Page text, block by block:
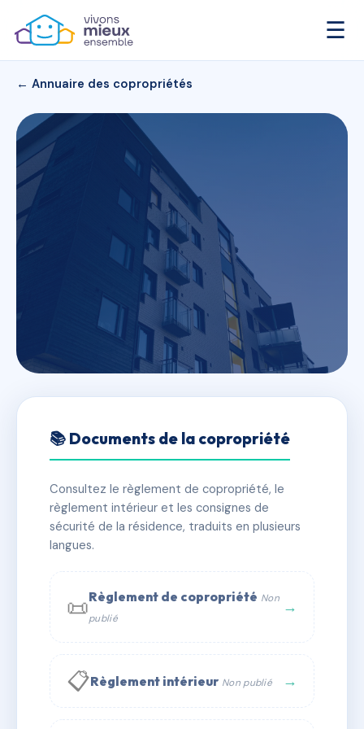
☰
← Annuaire des copropriétés
LA VILLA TOHANNIC
✓ Immatriculée 🏠 99 lots 🏗 1 bâtiment(s)
📞 Contacter Syndic Digital
📚 Documents de la copropriété
Consultez le règlement de copropriété, le
règlement intérieur et les consignes de
sécurité de la résidence, traduits en plusieurs
langues.
📜Règlement de copropriété Non
publié
→
📋Règlement intérieur Non publié →